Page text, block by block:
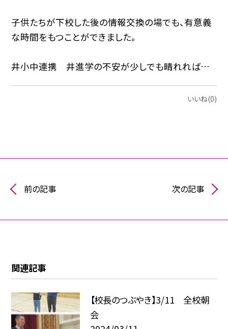
子供たちが下校した後の情報交換の場でも、有意義
な時間をもつことができました。
井小中連携 井進学の不安が少しでも晴れれば…
いいね(0)
前の記事 次の記事
関連記事
【校長のつぶやき】3/11 全校朝
会